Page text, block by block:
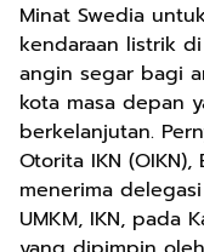
Minat Swedia
kendaraan listrik
angin segar bagi
kota masa depan
berkelanjutan.
Otorita IKN
menerima
UMKM, IKN, pada